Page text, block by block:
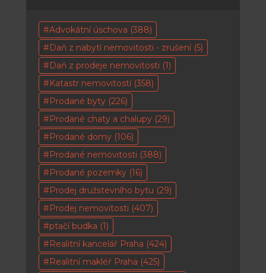
Advokátní úschova (388)
Daň z nabytí nemovitosti - zrušení(5)
Daň z prodeje nemovitosti (1)
Katastr nemovitostí(358)
Prodané byty (226)
Prodané chaty a chalupy (29)
Prodané domy (106)
Prodané nemovitosti (388)
Prodané pozemky (16)
Prodej družstevního bytu (29)
Prodej nemovitosti (407)
ptačí budka (1)
Realitní kancelář Praha (424)
Realitní makléř Praha (425)